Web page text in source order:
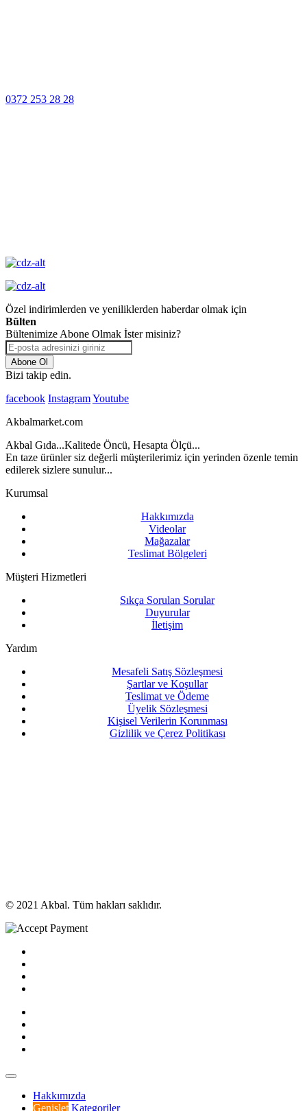
0372 253 28 28
Özel indirimlerden ve yeniliklerden haberdar olmak için
Bülten
Bültenimize Abone Olmak İster misiniz?
Abone Ol
Bizi takip edin.
facebook InstagramYoutube
Akbalmarket.com
Akbal Gıda...Kalitede Öncü, Hesapta Ölçü...
En taze ürünler siz değerli müşterilerimiz için yerinden özenle temin
edilerek sizlere sunulur...
Kurumsal
Hakkımızda
Videolar
Mağazalar
Teslimat Bölgeleri
Müşteri Hizmetleri
Sıkça Sorulan Sorular
Duyurular
İletişim
Yardım
Mesafeli Satış Sözleşmesi
Şartlar ve Koşullar
Teslimat ve Ödeme
Üyelik Sözleşmesi
Kişisel Verilerin Korunması
Gizlilik ve Çerez Politikası
© 2021 Akbal. Tüm hakları saklıdır.
Hakkımızda
Genişlet Kategoriler